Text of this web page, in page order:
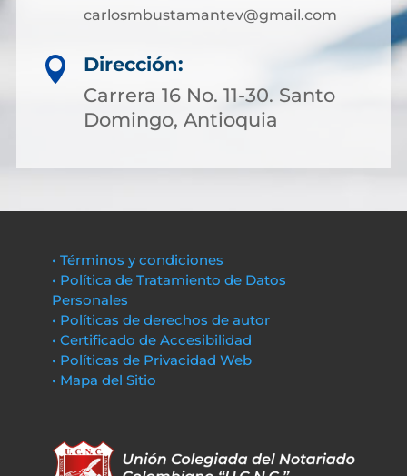
carlosmbustamantev@gmail.com

Dirección:
Carrera 16 No. 11-30. Santo
Domingo, Antioquia
• Términos y condiciones
• Política de Tratamiento de Datos
Personales
• Políticas de derechos de autor
• Certificado de Accesibilidad
• Políticas de Privacidad Web
• Mapa del Sitio